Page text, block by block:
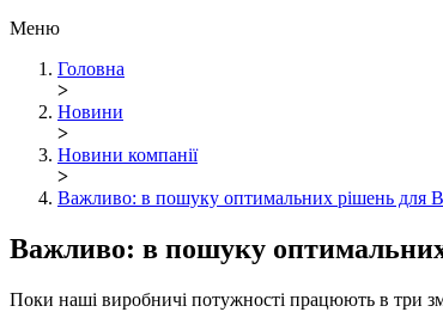
Меню
Головна
>
Новини
>
Новини компанії
>
Важливо: в пошуку оптимальних рішень для
Важливо: в пошуку
Поки наші виробничі потужності працюють в три